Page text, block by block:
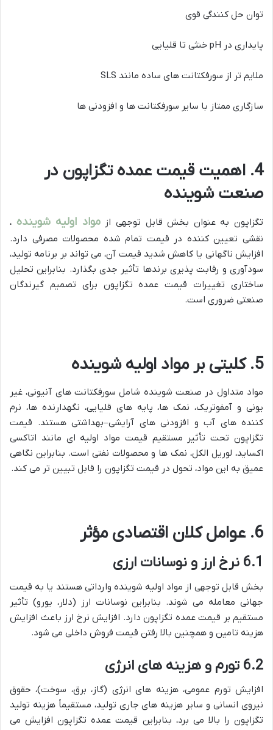
توان حل کنندگی قوی
پایداری در pH خنثی تا قلیایی
ملایم تر از سورفکتانت های ساده مانند SLS
سازگاری ممتاز با سایر سورفکتانت ها و افزودنی ها
4. اهمیت قیمت عمده تگزاپون در
صنعت شوینده
تگزاپون به عنوان بخش قابل توجهی ازمواد اولیه شوینده ،
نقشی تعیین کننده در قیمت تمام شده محصولات مصرفی دارد.
افزایش ناگهانی یا کاهش شدید قیمت آن، می تواند بر برنامه تولید،
سودآوری و رقابت پذیری برندها تأثیر جدی بگذارد. بنابراین تحلیل
ساختاری تغییرات قیمت عمده تگزاپون برای تصمیم گیرندگان
صنعتی ضروری است.
5. کلیتی بر مواد اولیه شوینده
مواد متداول در صنعت شوینده شامل سورفکتانت های آنیونی، غیر
یونی و آمفوتریک، نمک ها، پایه های قلیایی، نگهدارنده ها، نرم
کننده های آب و افزودنی های آرایشی–بهداشتی هستند. قیمت
تگزاپون تحت تأثیر مستقیم قیمت مواد اولیه ای مانند اتاکسی
اکساید، لوریل الکل، نمک ها و محصولات نفتی است. بنابراین نگاهی
عمیق به این مواد، تحول در قیمت تگزاپون را قابل تبیین تر می کند.
6. عوامل کلان اقتصادی مؤثر
6.1 نرخ ارز و نوسانات ارزی
بخش قابل توجهی از مواد اولیه شوینده وارداتی هستند یا به قیمت
جهانی معامله می شوند. بنابراین نوسانات ارز (دلار، یورو) تأثیر
مستقیم بر قیمت عمده تگزاپون دارد. افزایش نرخ ارز باعث افزایش
هزینه تامین و همچنین بالا رفتن قیمت فروش داخلی می شود.
6.2 تورم و هزینه های انرژی
افزایش تورم عمومی، هزینه های انرژی (گاز، برق، سوخت)، حقوق
نیروی انسانی و سایر هزینه های جاری تولید، مستقیماً هزینه تولید
تگزاپون را بالا می برد، بنابراین قیمت عمده تگزاپون افزایش می